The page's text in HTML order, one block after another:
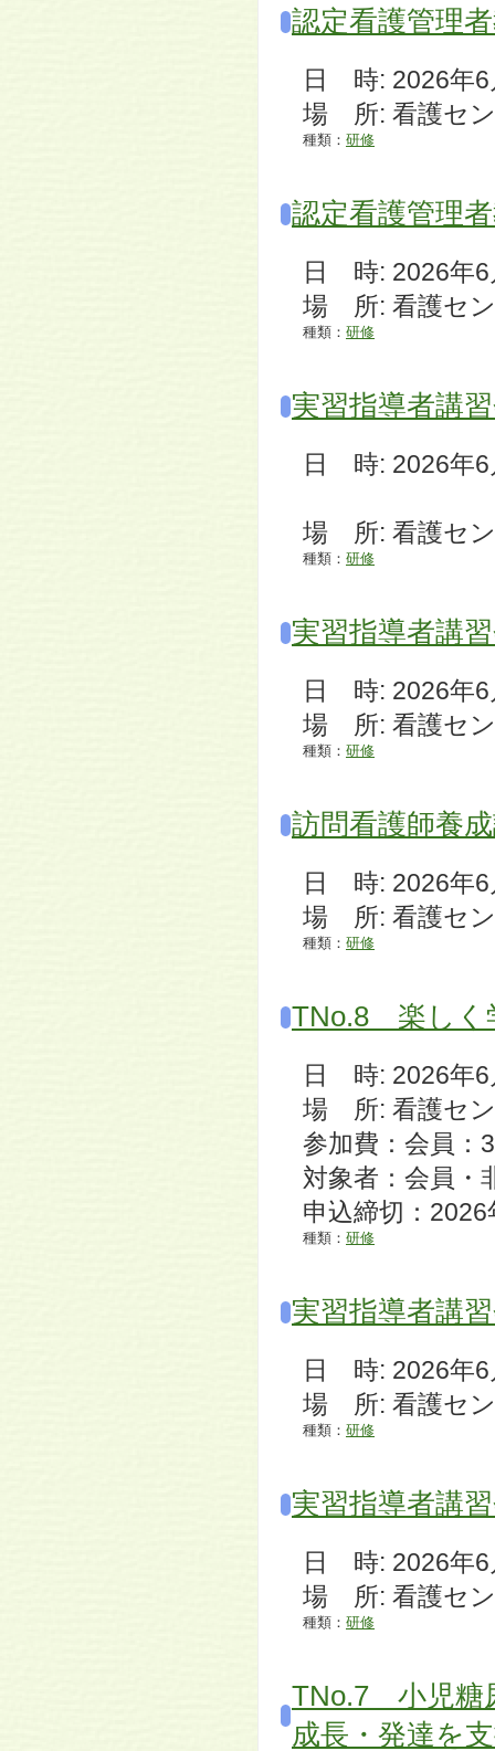
認定看護管理
日 時: 2026年6
場 所: 看護セ
種類： 研修
認定看護管理
日 時: 2026年6
場 所: 看護セ
種類： 研修
実習指導者講
日 時: 2026年6
場 所: 看護セ
種類： 研修
実習指導者講
日 時: 2026年6
場 所: 看護セ
種類： 研修
訪問看護師養
日 時: 2026年6
場 所: 看護セ
種類： 研修
TNo.8 楽しく
日 時: 2026年6
場 所: 看護セ
参加費：会員：
対象者：会員・
申込締切：
種類： 研修
実習指導者講
日 時: 2026年6
場 所: 看護セ
種類： 研修
実習指導者講
日 時: 2026年6
場 所: 看護セ
種類： 研修
TNo.7 小児糖
成長・発達を